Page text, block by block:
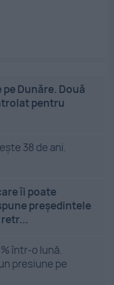
Dunăre. Două
pentru
38 de ani.
îi poate
președintele
într-o lună.
presiune pe